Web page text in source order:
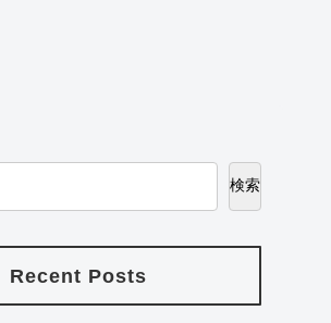
検索
Recent Posts